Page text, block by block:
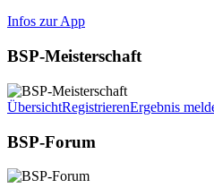
Infos zur App
BSP-Meisterschaft
ÜbersichtRegistrierenErgebnis
BSP-Forum